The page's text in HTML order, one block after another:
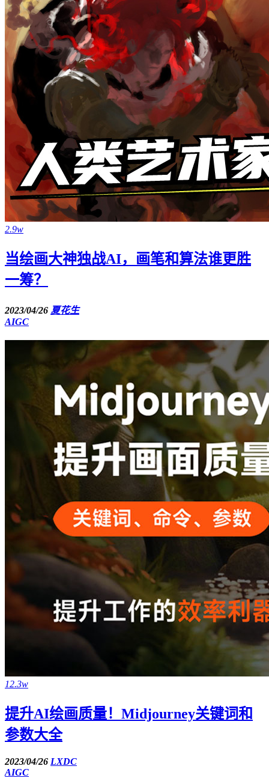
2.9w
当绘画大神独战AI，画笔和算法谁更胜
一筹？
2023/04/26 夏花生
AIGC
12.3w
提升AI绘画质量！Midjourney关键词和
参数大全
2023/04/26 LXDC
AIGC